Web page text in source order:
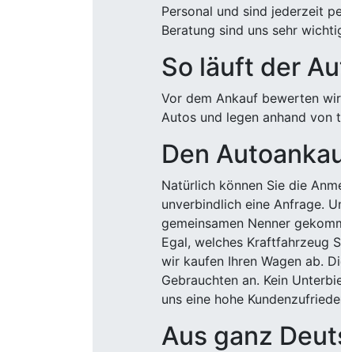
Personal und sind jederzeit
Beratung sind uns sehr
So läuft der
Vor dem Ankauf bewerten
Autos und legen anhand von
Den
Natürlich können Sie die
unverbindlich eine Anfrage.
gemeinsamen Nenner
Egal, welches Kraftfahrzeug
wir kaufen Ihren Wagen ab.
Gebrauchten an. Kein
uns eine hohe
Aus ganz